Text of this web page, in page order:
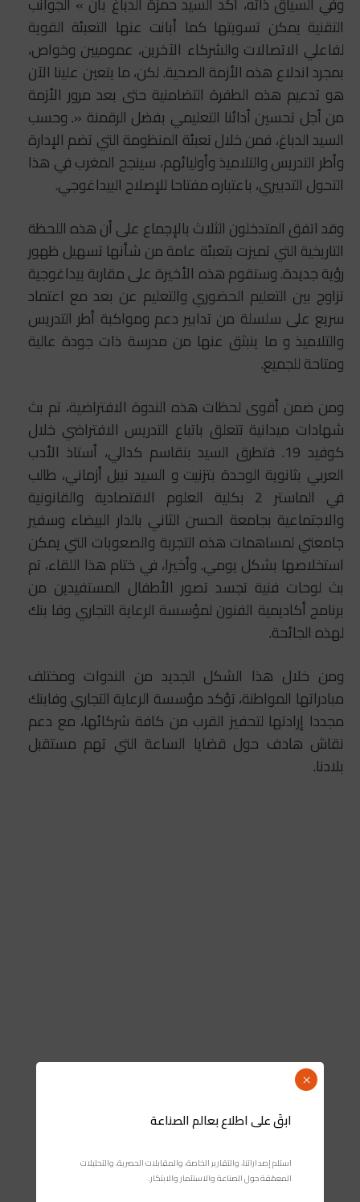
التقنية يمكن تسويتها كما أبانت عنها التعبئة القوية
لفاعلي الاتصالات والشركاء الآخرين، عموميين وخواص،
بمجرد اندلاع هذه الأزمة الصحية. لكن، ما يتعين علينا الآن
هو تدعيم هذه الطفرة التضامنية حتى بعد مرور الأزمة
من أجل تحسين أدائنا التعليمي بفضل الرقمنة «. وحسب
السيد الدباغ، فمن خلال تعبئة المنظومة التي تضم الإدارة
وأطر التدريس والتلاميذ وأوليائهم، سينجح المغرب في هذا
التحول التدبيري، باعتباره مفتاحا للإصلاح البيداغوجي.
وقد اتفق المتدخلون الثلاث بالإجماع على أن هذه اللحظة
التاريخية التي تميزت بتعبئة عامة من شأنها تسهيل ظهور
رؤية جديدة. وستقوم هذه الأخيرة على مقاربة بيداغوجية
تزاوج بين التعليم الحضوري والتعليم عن بعد مع اعتماد
سريع على سلسلة من تدابير دعم ومواكبة أطر التدريس
والتلاميذ و ما ينبثق عنها من مدرسة ذات جودة عالية
ومتاحة للجميع.
ومن ضمن أقوى لحظات هذه الندوة الافتراضية، تم بث
شهادات ميدانية تتعلق باتباع التدريس الافتراضي خلال
كوفيد 19. فتطرق السيد بنقاسم كدالي، أستاذ الأدب
العربي بثانوية الوحدة بتزنيت و السيد نبيل أزماني، طالب
في الماستر 2 بكلية العلوم الاقتصادية والقانونية
والاجتماعية بجامعة الحسن الثاني بالدار البيضاء وسفير
جامعتي لمساهمات هذه التجربة والصعوبات التي يمكن
استخلاصها بشكل يومي. وأخيرا، في ختام هذا اللقاء، تم
بث لوحات فنية تجسد تصور الأطفال المستفيدين من
برنامج أكاديمية الفنون لمؤسسة الرعاية التجاري وفا بنك
لهذه الجائحة.
ومن خلال هذا الشكل الجديد من الندوات ومختلف
مبادراتها المواطنة، تؤكد مؤسسة الرعاية التجاري وفابنك
مجددا إرادتها لتحفيز القرب من كافة شركائها، مع دعم
نقاش هادف حول قضايا الساعة التي تهم مستقبل
بلادنا.
ابقَ على اطلاع بعالم الصناعة
استلم إصداراتنا، والتقارير الخاصة، والمقابلات الحصرية، والتحليلات
المعمّقة حول الصناعة والاستثمار والابتكار.
×